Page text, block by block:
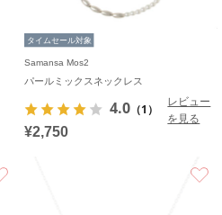
タイムセール対象
Samansa Mos2
パールミックスネックレス
4.0 （1）
レビュー
を見る
¥2,750